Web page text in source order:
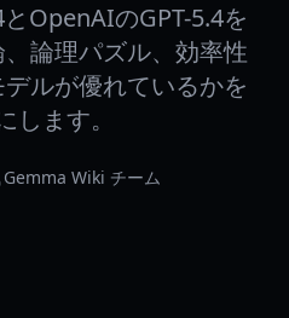
OpenAIのGPT-5.4を
論理パズル、効率性
ルが優れているかを
します。
Gemma Wiki チーム